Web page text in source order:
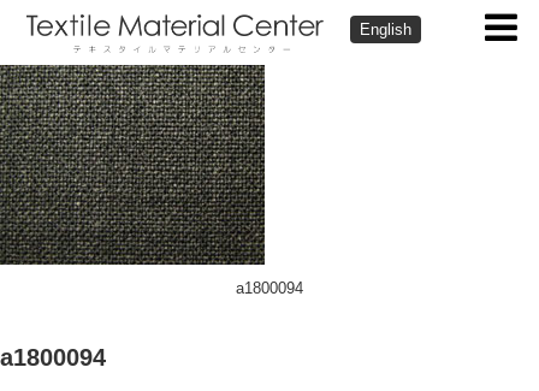
English
a1800094
a1800094